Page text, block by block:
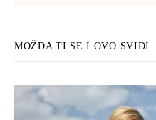
MOŽDA TI SE I OVO SVIDI